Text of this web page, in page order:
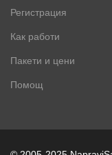
Регистрация
Как работи
Пакети и цени
Помощ